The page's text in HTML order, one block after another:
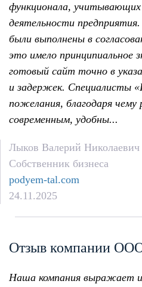
функционала, учитывающих
деятельности
были выполнены в
это имело принципиальное
готовый сайт точно в
и задержек. Специалисты
пожелания, благодаря чему
современным, удобны...
Лыков Валерий Николаевич
Собственник бизнеса
podyem-tal.com
24.11.2025
Отзыв компании
Наша компания выражает